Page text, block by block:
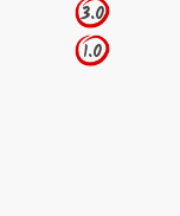
3.0
1.0